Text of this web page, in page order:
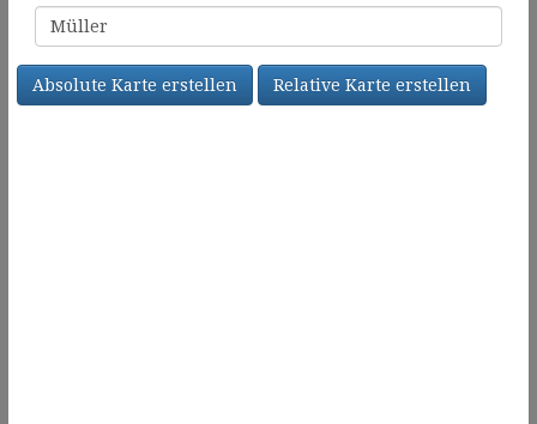
Familienname
Absolute Karte erstellen Relative Karte erstellen